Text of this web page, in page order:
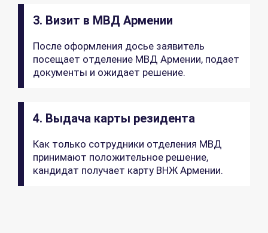
3. Визит в МВД Армении
После оформления досье заявитель
посещает отделение МВД Армении, подает
документы и ожидает решение.
4. Выдача карты резидента
Как только сотрудники отделения МВД
принимают положительное решение,
кандидат получает карту ВНЖ Армении.